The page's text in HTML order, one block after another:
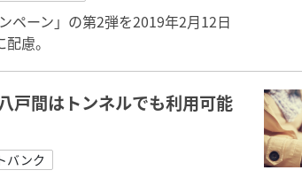
ペーン」の第2弾を2019年2月12日
慮。
戸間はトンネルでも利用可能
バンク